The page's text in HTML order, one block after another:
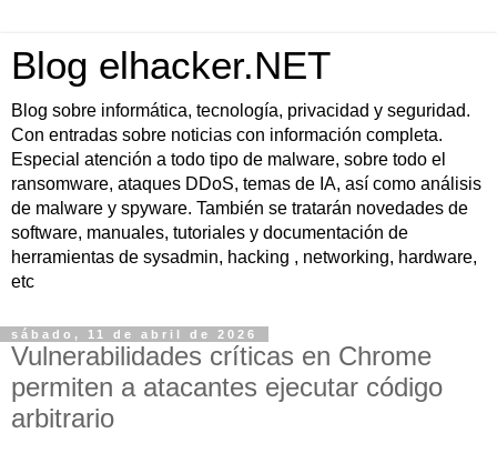
Blog elhacker.NET
Blog sobre informática, tecnología, privacidad y seguridad.
Con entradas sobre noticias con información completa.
Especial atención a todo tipo de malware, sobre todo el
ransomware, ataques DDoS, temas de IA, así como análisis
de malware y spyware. También se tratarán novedades de
software, manuales, tutoriales y documentación de
herramientas de sysadmin, hacking , networking, hardware,
etc
sábado, 11 de abril de 2026
Vulnerabilidades críticas en Chrome
permiten a atacantes ejecutar código
arbitrario